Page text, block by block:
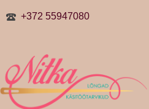
+372 55947080